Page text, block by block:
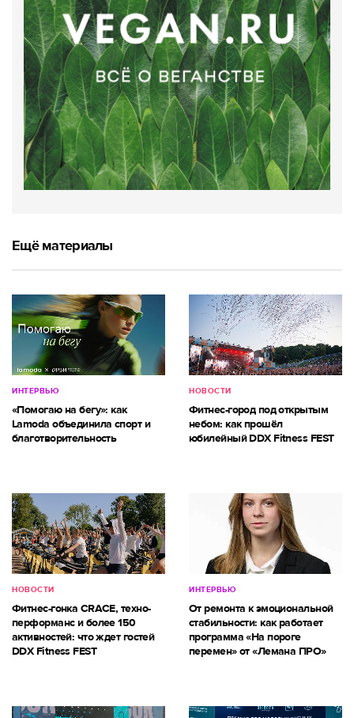
Ещё материалы
ИНТЕРВЬЮ
«Помогаю на бегу»: как
Lamoda объединила спорт и
благотворительность
НОВОСТИ
Фитнес-город под открытым
небом: как прошёл
юбилейный DDX Fitness FEST
НОВОСТИ
Фитнес-гонка CRACE, техно-
перформанс и более 150
активностей: что ждет гостей
DDX Fitness FEST
ИНТЕРВЬЮ
От ремонта к эмоциональной
стабильности: как работает
программа «На пороге
перемен» от «Лемана ПРО»